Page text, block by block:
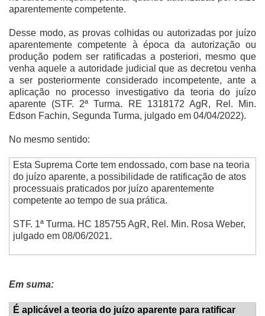
aparentemente competente.
Desse modo, as provas colhidas ou autorizadas por juízo
aparentemente competente à época da autorização ou
produção podem ser ratificadas a posteriori, mesmo que
venha aquele a autoridade judicial que as decretou venha
a ser posteriormente considerado incompetente, ante a
aplicação no processo investigativo da teoria do juízo
aparente (STF. 2ª Turma. RE 1318172 AgR, Rel. Min.
Edson Fachin, Segunda Turma, julgado em 04/04/2022).
No mesmo sentido:
Esta Suprema Corte tem endossado, com base na teoria
do juízo aparente, a possibilidade de ratificação de atos
processuais praticados por juízo aparentemente
competente ao tempo de sua prática.
STF. 1ª Turma. HC 185755 AgR, Rel. Min. Rosa Weber,
julgado em 08/06/2021.
Em suma:
É aplicável a teoria do juízo aparente para ratificar